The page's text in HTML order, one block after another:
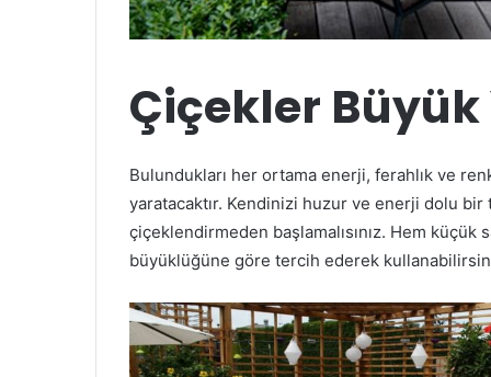
Çiçekler Büyük
Bulundukları her ortama enerji, ferahlık ve
yaratacaktır. Kendinizi huzur ve enerji dolu
çiçeklendirmeden başlamalısınız. Hem küçük
büyüklüğüne göre tercih ederek